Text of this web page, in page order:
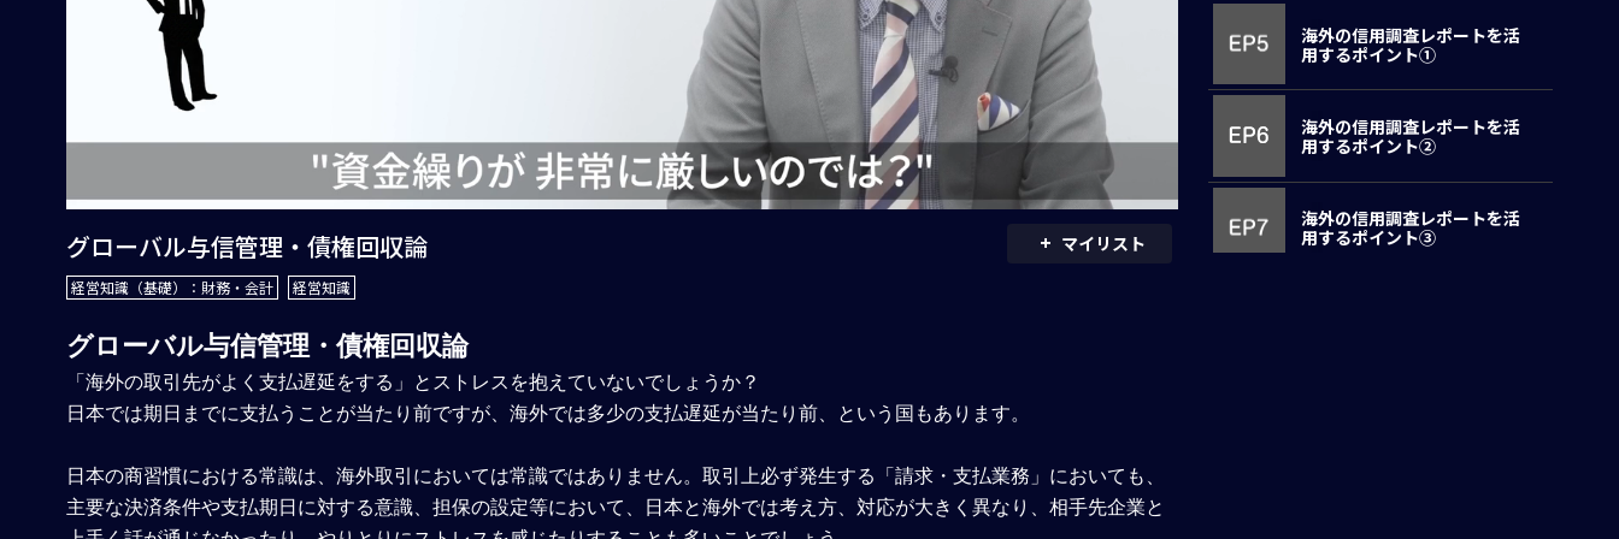
+ マイリスト
グローバル与信管理・債権回収論
経営知識（基礎）：財務・会計 経営知識
グローバル与信管理・債権回収論
「海外の取引先がよく支払遅延をする」とストレスを抱えていないでしょうか？
日本では期日までに支払うことが当たり前ですが、海外では多少の支払遅延が当たり前、という国もあります。
日本の商習慣における常識は、海外取引においては常識ではありません。取引上必ず発生する「請求・支払業務」においても、
主要な決済条件や支払期日に対する意識、担保の設定等において、日本と海外では考え方、対応が大きく異なり、相手先企業と
海外の信用調査レポートを活
用するポイント①
海外の信用調査レポートを活
用するポイント②
海外の信用調査レポートを活
用するポイント③